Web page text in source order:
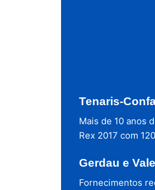
Tenaris-
Mais de 10 anos
Rex 2017 com
Gerdau e Vale
Fornecimentos